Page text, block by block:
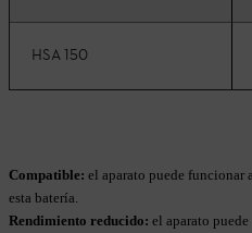
HSA 150
Compatible: el aparato puede funcionar
esta batería.
Rendimiento reducido: el aparato